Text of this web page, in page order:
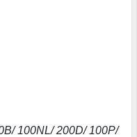
100NL/ 200D/ 100P/